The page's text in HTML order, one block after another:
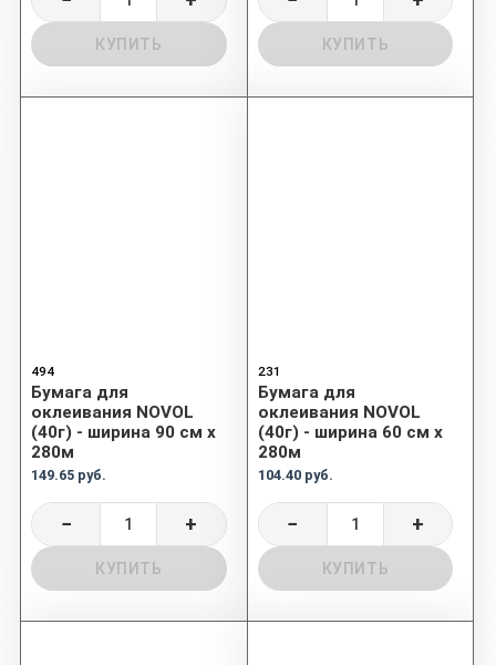
КУПИТЬ КУПИТЬ
494
Бумага для
оклеивания NOVOL
(40г) - ширина 90 см х
280м
149.65 руб.
− +
КУПИТЬ
231
Бумага для
оклеивания NOVOL
(40г) - ширина 60 см х
280м
104.40 руб.
− +
КУПИТЬ